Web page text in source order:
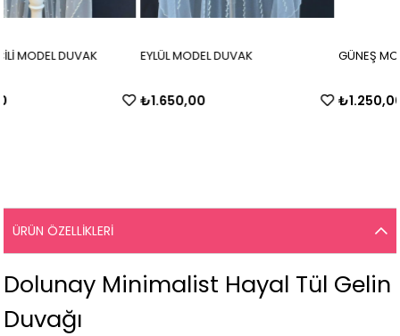
EYLÜL MODEL DUVAK GÜNEŞ MODEL KRİSTAL DUVAK
ÜRÜN ÖZELLIKLERI
Dolunay Minimalist Hayal Tül Gelin
Duvağı